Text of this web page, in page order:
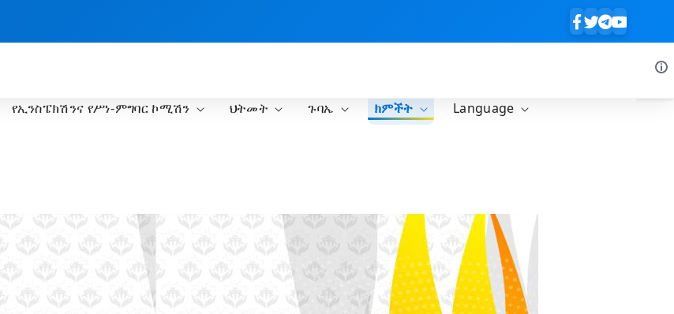
የኢንስፔክሽንና የሥነ-ምግባር ኮሚሽን ህትመት ጉባኤ ክምችት Language